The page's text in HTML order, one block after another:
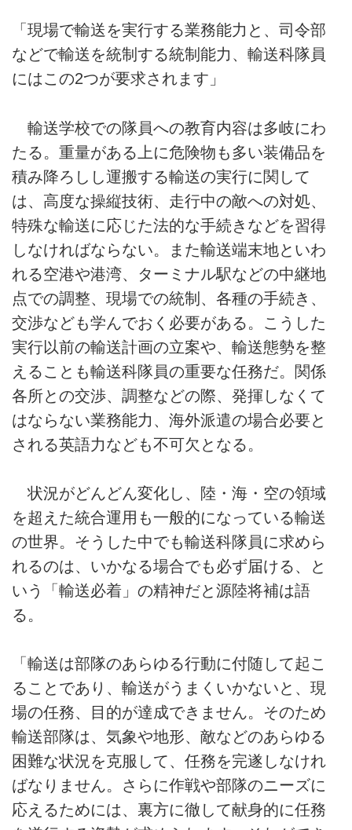
「現場で輸送を実行する業務能力と、司令部
などで輸送を統制する統制能力、輸送科隊員
にはこの2つが要求されます」
輸送学校での隊員への教育内容は多岐にわ
たる。重量がある上に危険物も多い装備品を
積み降ろしし運搬する輸送の実行に関して
は、高度な操縦技術、走行中の敵への対処、
特殊な輸送に応じた法的な手続きなどを習得
しなければならない。また輸送端末地といわ
れる空港や港湾、ターミナル駅などの中継地
点での調整、現場での統制、各種の手続き、
交渉なども学んでおく必要がある。こうした
実行以前の輸送計画の立案や、輸送態勢を整
えることも輸送科隊員の重要な任務だ。関係
各所との交渉、調整などの際、発揮しなくて
はならない業務能力、海外派遣の場合必要と
される英語力なども不可欠となる。
状況がどんどん変化し、陸・海・空の領域
を超えた統合運用も一般的になっている輸送
の世界。そうした中でも輸送科隊員に求めら
れるのは、いかなる場合でも必ず届ける、と
いう「輸送必着」の精神だと源陸将補は語
る。
「輸送は部隊のあらゆる行動に付随して起こ
ることであり、輸送がうまくいかないと、現
場の任務、目的が達成できません。そのため
輸送部隊は、気象や地形、敵などのあらゆる
困難な状況を克服して、任務を完遂しなけれ
ばなりません。さらに作戦や部隊のニーズに
応えるためには、裏方に徹して献身的に任務